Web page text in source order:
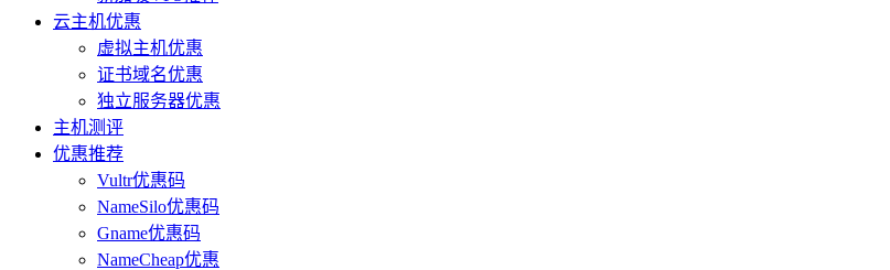
云主机优惠
虚拟主机优惠
证书域名优惠
独立服务器优惠
主机测评
优惠推荐
Vultr优惠码
NameSilo优惠码
Gname优惠码
NameCheap优惠